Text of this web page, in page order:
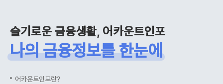
슬기로운 금융생활, 어카운트인포
나의 금융정보를 한눈에
어카운트인포란?